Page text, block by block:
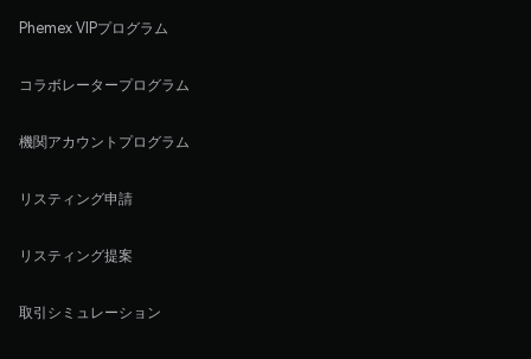
Phemex VIPプログラム
コラボレータープログラム
機関アカウントプログラム
リスティング申請
リスティング提案
取引シミュレーション